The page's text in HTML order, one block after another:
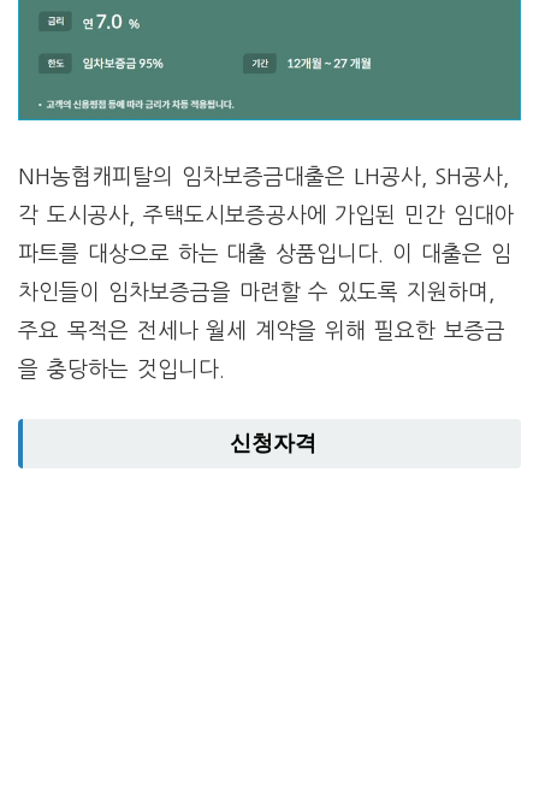
NH농협캐피탈의 임차보증금대출은 LH공사, SH공사,
각 도시공사, 주택도시보증공사에 가입된 민간 임대아
파트를 대상으로 하는 대출 상품입니다. 이 대출은 임
차인들이 임차보증금을 마련할 수 있도록 지원하며,
주요 목적은 전세나 월세 계약을 위해 필요한 보증금
을 충당하는 것입니다.
신청자격